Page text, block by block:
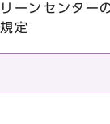
ーンセンター
定